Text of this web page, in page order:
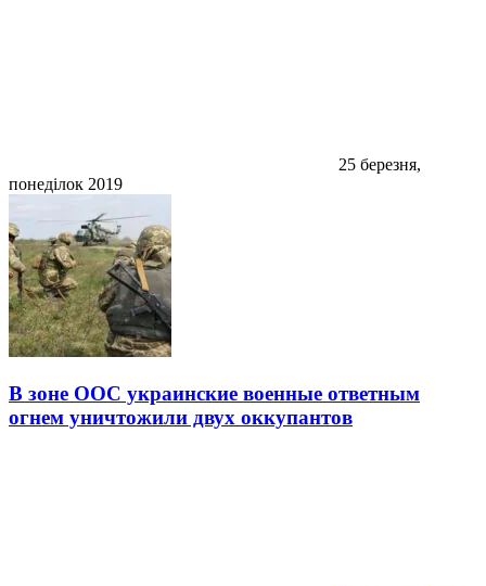
25 березня,
понеділок 2019
В зоне ООС украинские военные ответным
огнем уничтожили двух оккупантов